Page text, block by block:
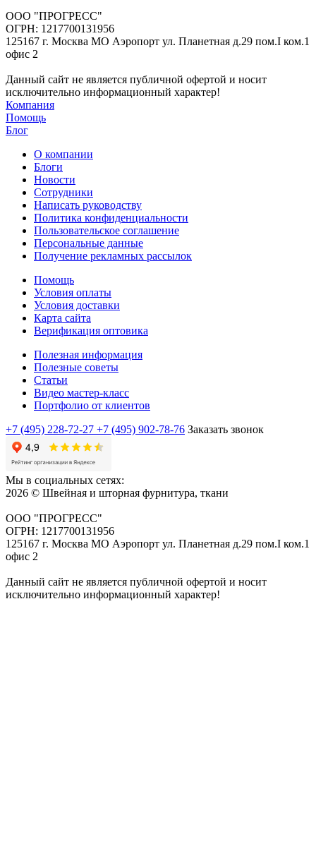
ООО "ПРОГРЕСС"
ОГРН: 1217700131956
125167 г. Москва МО Аэропорт ул. Планетная д.29 пом.I ком.1
офис 2
Данный сайт не является публичной офертой и носит
исключительно информационный характер!
Компания
Помощь
Блог
О компании
Блоги
Новости
Сотрудники
Написать руководству
Политика конфиденциальности
Пользовательское соглашение
Персональные данные
Получение рекламных рассылок
Помощь
Условия оплаты
Условия доставки
Карта сайта
Верификация оптовика
Полезная информация
Полезные советы
Статьи
Видео мастер-класс
Портфолио от клиентов
+7 (495) 228-72-27 +7 (495) 902-78-76 Заказать звонок
Мы в социальных сетях:
2026 © Швейная и шторная фурнитура, ткани
ООО "ПРОГРЕСС"
ОГРН: 1217700131956
125167 г. Москва МО Аэропорт ул. Планетная д.29 пом.I ком.1
офис 2
Данный сайт не является публичной офертой и носит
исключительно информационный характер!